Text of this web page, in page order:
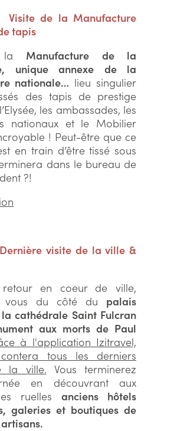
de la Manufacture
tapis
la Manufacture de la
unique annexe de la
nationale… lieu singulier
des tapis de prestige
les ambassades, les
nationaux et le Mobilier
! Peut-être que ce
en train d’être tissé sous
dans le bureau de
?!
visite de la ville &
en coeur de ville,
vous du côté du palais
cathédrale Saint Fulcran
aux morts de Paul
à l'application Izitravel,
tous les derniers
la ville. Vous terminerez
en découvrant aux
ruelles anciens hôtels
galeries et boutiques de